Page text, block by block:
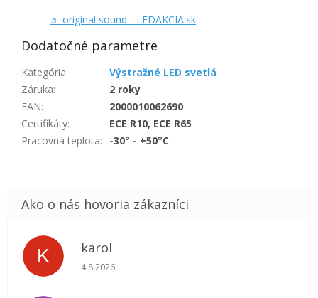
♬ original sound - LEDAKCIA.sk
Dodatočné parametre
Kategória:
Výstražné LED svetlá
Záruka:
2 roky
EAN:
2000010062690
Certifikáty:
ECE R10, ECE R65
Pracovná teplota: -30° - +50°C
K karol
Hodnotenie obchodu je 5 z 5 hviezdičiek.
4.8.2026